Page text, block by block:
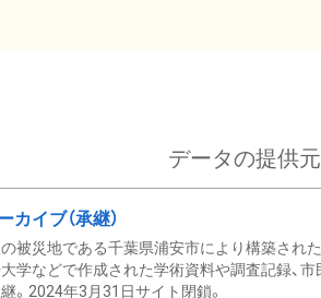
データの提供元
イブ（承継）
被災地である千葉県浦安市により構築された
学などで作成された学術資料や調査記録、
。2024年3月31日サイト閉鎖。